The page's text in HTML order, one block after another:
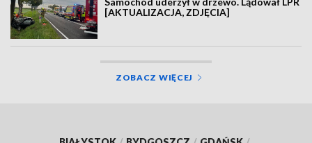
[AKTUALIZACJA, ZDJĘCIA]
ZOBACZ WIĘCEJ